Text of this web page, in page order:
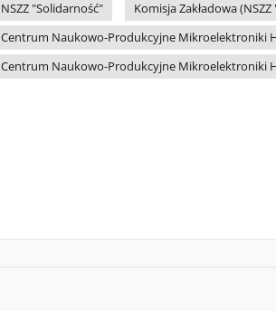
NSZZ "Solidarność"
Komisja Zakładowa
Centrum Naukowo-Produkcyjne Mikroelektroniki
Centrum Naukowo-Produkcyjne Mikroelektroniki